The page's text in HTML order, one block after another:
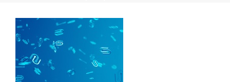
Новости компании
Мировые новости
Контакты